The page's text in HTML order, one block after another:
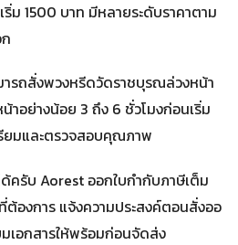
ม 1500 บาท มีหลายระดับราคาตาม
ารถสั่งพวงหรีดวัดราชบุรณล่วงหน้า
าอย่างน้อย 3 ถึง 6 ชั่วโมงก่อนเริ่ม
ยมและตรวจสอบคุณภาพ
ครับ Aorest ออกใบกำกับภาษีเต็ม
องการ แจ้งความประสงค์ตอนสั่งออ
เอกสารให้พร้อมก่อนจัดส่ง